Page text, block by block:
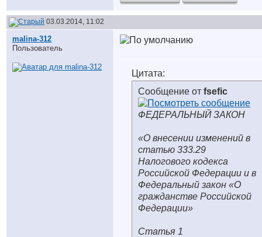
03.03.2014, 11:02
malina-312
Пользователь
Цитата:
Сообщение от fsefic
ФЕДЕРАЛЬНЫЙ ЗАКОН
«О внесении изменений в
статью 333.29
Налогового кодекса
Российской Федерации и в
Федеральный закон «О
гражданстве Российской
Федерации»
Статья 1